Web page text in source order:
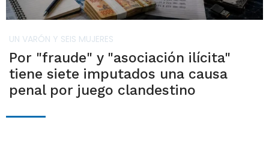
UN VARÓN Y SEIS MUJERES
Por "fraude" y "asociación ilícita"
tiene siete imputados una causa
penal por juego clandestino